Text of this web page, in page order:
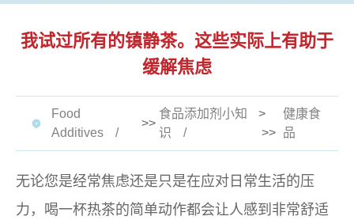
我试过所有的镇静茶。这些实际上有助于
缓解焦虑
Food
Additives
>>
食品添加剂小知
识
>
>>
健康食
品
无论您是经常焦虑还是只是在应对日常生活的压
力，喝一杯热茶的简单动作都会让人感到非常舒适